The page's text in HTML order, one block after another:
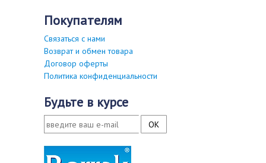
покупателям
Связаться с нами
Возврат и обмен товара
Договор оферты
Политика конфиденциальности
будьте в курсе